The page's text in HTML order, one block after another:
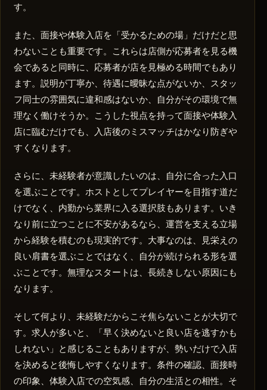
す。
また、面接や体験入店を「受かるための場」だけだと思
わないことも重要です。これらは店側が応募者を見る機
会であると同時に、応募者が店を見極める時間でもあり
ます。説明が丁寧か、待遇に曖昧な点がないか、スタッ
フ同士の雰囲気に違和感はないか、自分がその環境で無
理なく働けそうか。こうした視点を持って面接や体験入
店に臨むだけでも、入店後のミスマッチはかなり防ぎや
すくなります。
さらに、未経験者が意識したいのは、自分に合った入口
を選ぶことです。ホストとしてプレイヤーを目指す道だ
けでなく、内勤から業界に入る選択肢もあります。いき
なり前に立つことに不安があるなら、運営を支える立場
から経験を積むのも現実的です。大事なのは、見栄えの
良い肩書を選ぶことではなく、自分が続けられる形を選
ぶことです。無理なスタートは、長続きしない原因にも
なります。
そして何より、未経験だからこそ焦らないことが大切で
す。求人が多いと、「早く決めないと良い店を逃すかも
しれない」と感じることもありますが、勢いだけで入店
を決めると後悔しやすくなります。条件の確認、面接時
の印象、体験入店での空気感、自分の生活との相性。そ